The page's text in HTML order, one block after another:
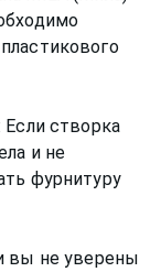
Если створка
и не
фурнитуру
вы не уверены